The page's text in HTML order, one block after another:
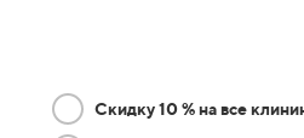
Скидку 10 % на все